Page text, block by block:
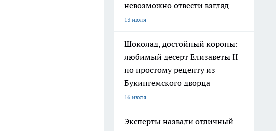
невозможно отвести взгляд
13 июля
Шоколад, достойный короны:
любимый десерт Елизаветы II
по простому рецепту из
Букингемского дворца
16 июля
Эксперты назвали отличный